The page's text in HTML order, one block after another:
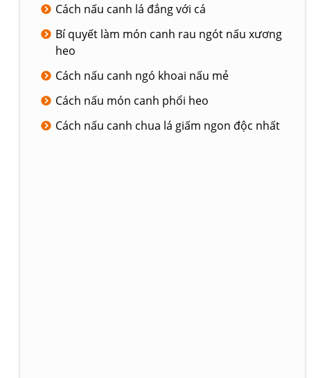
Cách nấu canh lá đắng với cá
Bí quyết làm món canh rau ngót nấu xương
heo
Cách nấu canh ngó khoai nấu mẻ
Cách nấu món canh phổi heo
Cách nấu canh chua lá giấm ngon độc nhất